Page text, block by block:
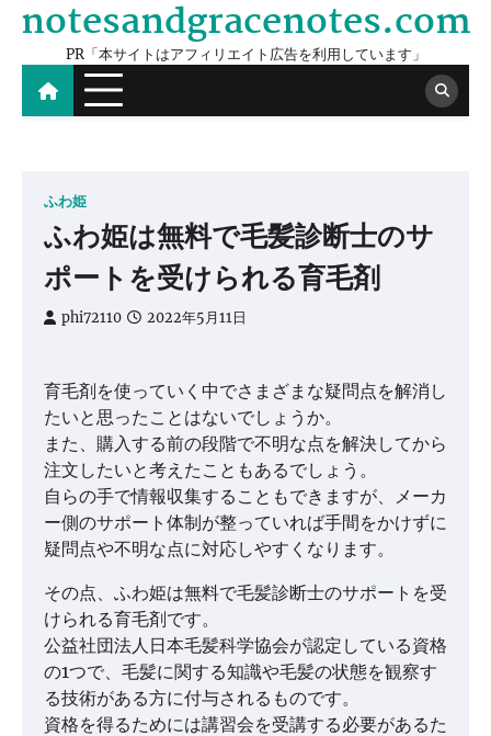
Skip
content
notesandgracenotes.com
PR「本サイトはアフィリエイト広告を利用しています」
ふわ姫
ふわ姫は無料で毛髪診断士のサ
ポートを受けられる育毛剤
phi72110 2022年5月11日
育毛剤を使っていく中でさまざまな疑問点を解消し
たいと思ったことはないでしょうか。
また、購入する前の段階で不明な点を解決してから
注文したいと考えたこともあるでしょう。
自らの手で情報収集することもできますが、メーカ
ー側のサポート体制が整っていれば手間をかけずに
疑問点や不明な点に対応しやすくなります。
その点、ふわ姫は無料で毛髪診断士のサポートを受
けられる育毛剤です。
公益社団法人日本毛髪科学協会が認定している資格
の1つで、毛髪に関する知識や毛髪の状態を観察す
る技術がある方に付与されるものです。
資格を得るためには講習会を受講する必要があるた